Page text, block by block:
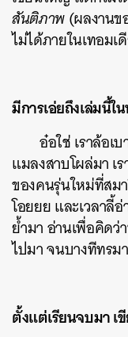
สันติภาพ(ผลงานข
ไม่ได้ภายในเทอม
มีการเอ่ยถึงเล่มนี้
อ๋อใช่ เราล้อเ
แมลงสาบโผล่มา เ
ของคนรุ่นใหม่ที่สม
โอยยย และเวลาลี้
ย้ำมา อ่านเพื่อคิดว่
ไปมา จนบางทีทรม
ตั้งแต่เรียนจบมา เ